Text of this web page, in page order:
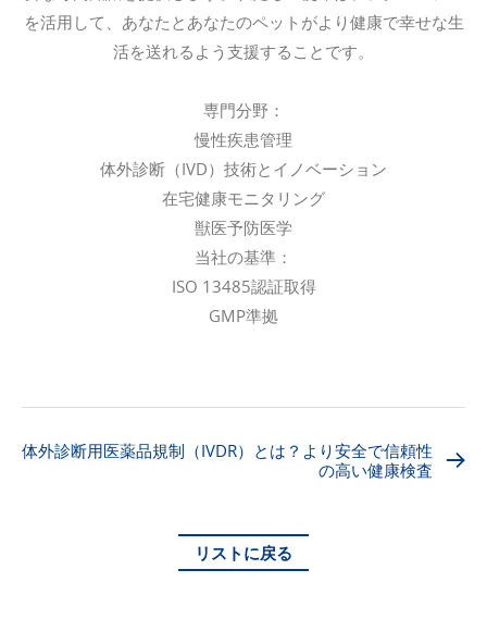
を活用して、あなたとあなたのペットがより健康で幸せな生
活を送れるよう支援することです。
専門分野：
慢性疾患管理
体外診断（IVD）技術とイノベーション
在宅健康モニタリング
獣医予防医学
当社の基準：
ISO 13485認証取得
GMP準拠
体外診断用医薬品規制（IVDR）とは？より安全で信頼性
の高い健康検査
リストに戻る